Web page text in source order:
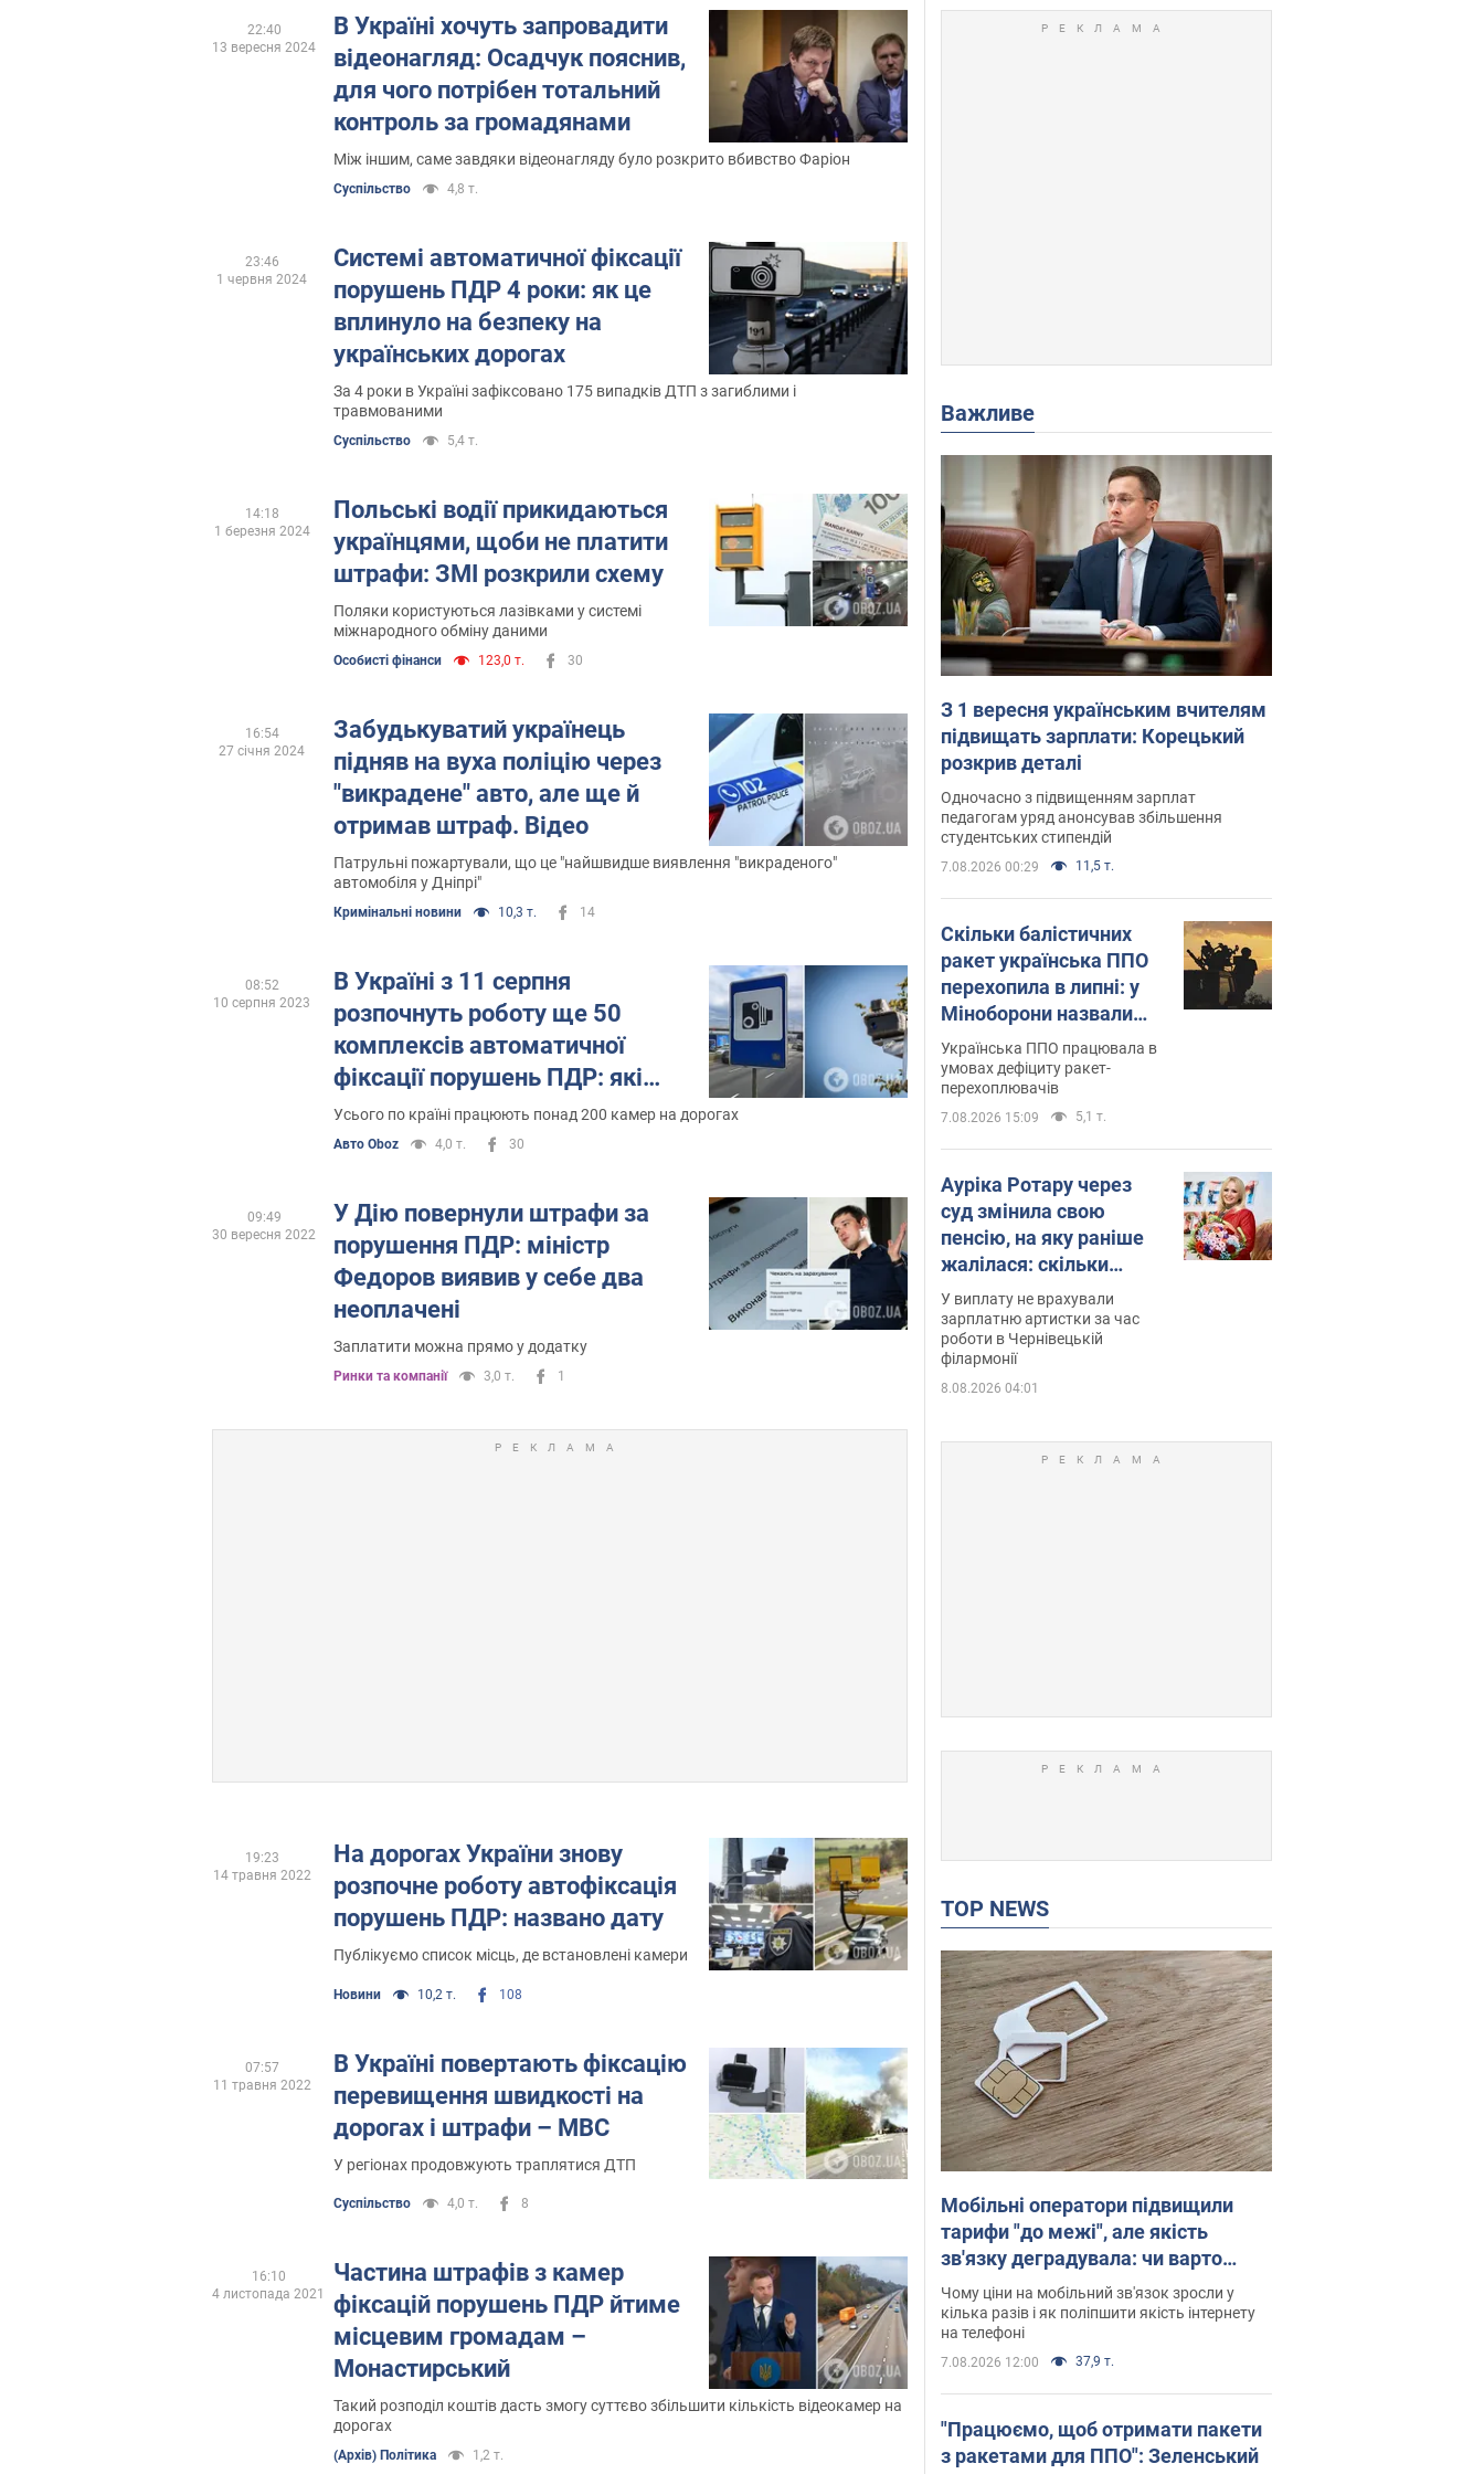
Дізнатися про наявність порушення можна в особистому кабінеті водія, на сайті Міністерства внутрішніх справ або в подальшому в додатку
"Дія".
"Листи щастя" можуть скасувати
У Верховній Радізареєстрували законопроєкт, мета якого скасувати листи на адресу порушників ПДР, які оплатили призначений штраф
протягом 15 днів.
В Україні хочуть запровадити
відеонагляд: Осадчук пояснив,
для чого потрібен тотальний
контроль за громадянами
Між іншим, саме завдяки відеонагляду було розкрито вбивство Фаріон
Суспільство 4,8 т.
22:40
13 вересня 2024
Системі автоматичної фіксації
порушень ПДР 4 роки: як це
вплинуло на безпеку на
українських дорогах
За 4 роки в Україні зафіксовано 175 випадків ДТП з загиблими і
травмованими
Суспільство 5,4 т.
23:46
1 червня 2024
Польські водії прикидаються
українцями, щоби не платити
штрафи: ЗМІ розкрили схему
Поляки користуються лазівками у системі
міжнародного обміну даними
Особисті фінанси 123,0 т. 30
14:18
1 березня 2024
Забудькуватий українець
підняв на вуха поліцію через
"викрадене" авто, але ще й
отримав штраф. Відео
Патрульні пожартували, що це "найшвидше виявлення "викраденого"
автомобіля у Дніпрі"
Кримінальні новини 10,3 т. 14
16:54
27 січня 2024
В Україні з 11 серпня
розпочнуть роботу ще 50
комплексів автоматичної
фіксації порушень ПДР: які
штрафи загрожують водіям
Усього по країні працюють понад 200 камер на дорогах
Авто Oboz 4,0 т. 30
08:52
10 серпня 2023
У Дію повернули штрафи за
порушення ПДР: міністр
Федоров виявив у себе два
неоплачені
Заплатити можна прямо у додатку
Ринки та компанії 3,0 т. 1
09:49
30 вересня 2022
На дорогах України знову
розпочне роботу автофіксація
порушень ПДР: названо дату
Публікуємо список місць, де встановлені камери
Новини 10,2 т. 108
19:23
14 травня 2022
В Україні повертають фіксацію
перевищення швидкості на
дорогах і штрафи – МВС
У регіонах продовжують траплятися ДТП
Суспільство 4,0 т. 8
07:57
11 травня 2022
Частина штрафів з камер
фіксацій порушень ПДР йтиме
місцевим громадам –
Монастирський
Такий розподіл коштів дасть змогу суттєво збільшити кількість відеокамер на
дорогах
(Архів) Політика 1,2 т.
16:10
4 листопада 2021
Важливе
З 1 вересня українським вчителям
підвищать зарплати: Корецький
розкрив деталі
Одночасно з підвищенням зарплат
педагогам уряд анонсував збільшення
студентських стипендій
7.08.2026 00:29 11,5 т.
Скільки балістичних
ракет українська ППО
перехопила в липні: у
Міноборони назвали
цифру
Українська ППО працювала в
умовах дефіциту ракет-
перехоплювачів
7.08.2026 15:09 5,1 т.
Ауріка Ротару через
суд змінила свою
пенсію, на яку раніше
жалілася: скільки
отримувала співачка
У виплату не врахували
зарплатню артистки за час
роботи в Чернівецькій
філармонії
8.08.2026 04:01
TOP NEWS
Мобільні оператори підвищили
тарифи "до межі", але якість
зв'язку деградувала: чи варто
скаржитись на ціни
Чому ціни на мобільний зв'язок зросли у
кілька разів і як поліпшити якість інтернету
на телефоні
7.08.2026 12:00 37,9 т.
"Працюємо, щоб отримати пакети
з ракетами для ППО": Зеленський